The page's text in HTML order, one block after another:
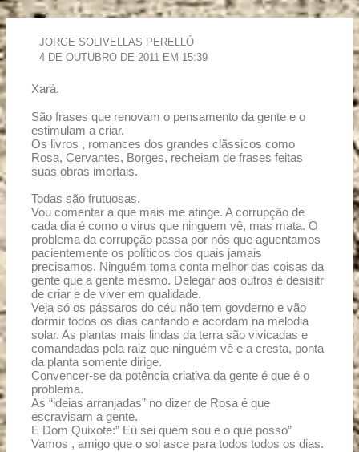
JORGE SOLIVELLAS PERELLÓ
4 DE OUTUBRO DE 2011 EM 15:39
Xará,
São frases que renovam o pensamento da gente e o
estimulam a criar.
Os livros , romances dos grandes clãssicos como
Rosa, Cervantes, Borges, recheiam de frases feitas
suas obras imortais.
Todas são frutuosas.
Vou comentar a que mais me atinge. A corrupção de
cada dia é como o virus que ninguem vê, mas mata. O
problema da corrupção passa por nós que aguentamos
pacientemente os políticos dos quais jamais
precisamos. Ninguém toma conta melhor das coisas da
gente que a gente mesmo. Delegar aos outros é desisitr
de criar e de viver em qualidade.
Veja só os pássaros do céu não tem govderno e vão
dormir todos os dias cantando e acordam na melodia
solar. As plantas mais lindas da terra são vivicadas e
comandadas pela raiz que ninguém vê e a cresta, ponta
da planta somente dirige.
Convencer-se da potência criativa da gente é que é o
problema.
As “ideias arranjadas” no dizer de Rosa é que
escravisam a gente.
E Dom Quixote:” Eu sei quem sou e o que posso”
Vamos , amigo que o sol asce para todos todos os dias.